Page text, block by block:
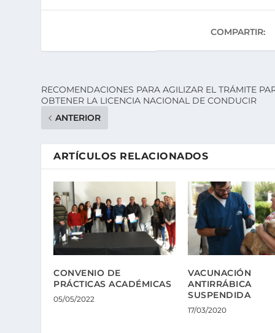
COMPARTIR:
RECOMENDACIONES PARA AGILIZAR EL TRÁMITE
OBTENER LA LICENCIA NACIONAL DE CONDUCIR
ANTERIOR
ARTÍCULOS RELACIONADOS
CONVENIO DE
PRÁCTICAS ACADÉMICAS
05/05/2022
VACUNACIÓN
ANTIRRÁBICA
SUSPENDIDA
17/03/2020